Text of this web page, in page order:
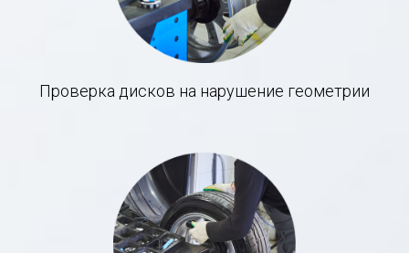
Проверка дисков на нарушение геометрии